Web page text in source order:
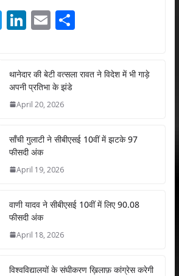
T
er
Li
e
dI
E
l
S
e
थानेदार की बेटी वत्सला रावत ने विदेश में भी गाड़े
अपनी प्रतिभा के झंडे
April 20, 2026
साँची गुलाटी ने सीबीएसई 10वीं में झटके 97
फीसदी अंक
April 19, 2026
वाणी यादव ने सीबीएसई 10वीं में लिए 90.08
फीसदी अंक
April 18, 2026
विश्वविद्यालयों के संघीकरण ख़िलाफ़ कांग्रेस करेगी